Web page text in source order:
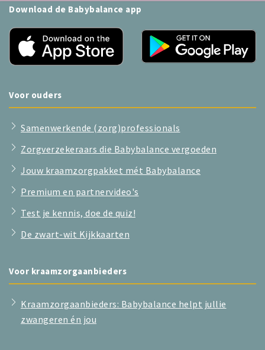
Download de Babybalance app
Voor ouders
Samenwerkende (zorg)professionals
Zorgverzekeraars die Babybalance vergoeden
Jouw kraamzorgpakket mét Babybalance
Premium en partnervideo's
Test je kennis, doe de quiz!
De zwart-wit Kijkkaarten
Voor kraamzorgaanbieders
Kraamzorgaanbieders: Babybalance helpt jullie
zwangeren én jou